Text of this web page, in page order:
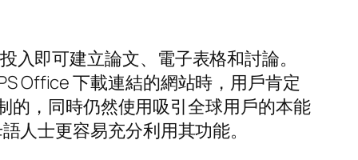
即可建立論文、電子表格和討論。
Office 下載連結的網站時，用戶肯定
的，同時仍然使用吸引全球用戶的本能
人士更容易充分利用其功能。